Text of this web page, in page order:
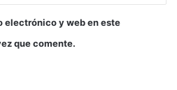
electrónico y web en este
que comente.